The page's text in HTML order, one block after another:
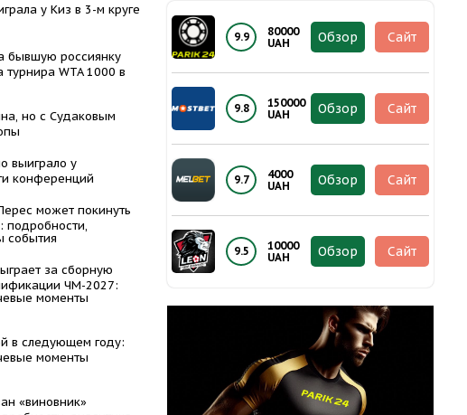
у Киз в 3-м круге
бывшую россиянку
WTA 1000 в
но с Судаковым
выиграло у
конференций
может покинуть
подробности,
события
за сборную
ЧМ-2027:
моменты
в следующем году:
моменты
«виновник»
9.9
80000
UAH
Обзор Сайт
9.8
150000
UAH
Обзор Сайт
9.7
4000
UAH
Обзор Сайт
9.5
10000
UAH
Обзор Сайт